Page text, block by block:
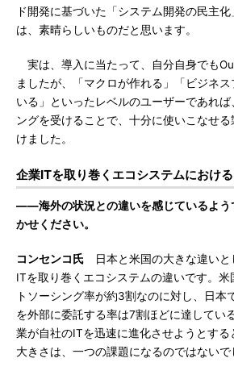
ド開発に基づいた「システム開発の民主
は、素晴らしいものだと思います。
実は、導入に当たって、自分自身でも
ましたが、「マクロが作れる」「ビジネ
いる」といったレベルのユーザーであれ
ングを受けることで、十分に使いこなせ
けました。
企業ITを取り巻くエコシステムにおけ
――海外の状況との違いを感じているよう
かせください。
コンセンコ氏 日本と米国の大きな違いと
ITを取り巻くエコシステムの違いです。米
トソーシング率が約3割なのに対し、日本
を外部に委託する率は7割ほどに達してい
業が自社のITを迅速に進化させようとす
大きさは、一つの課題になるのではないで